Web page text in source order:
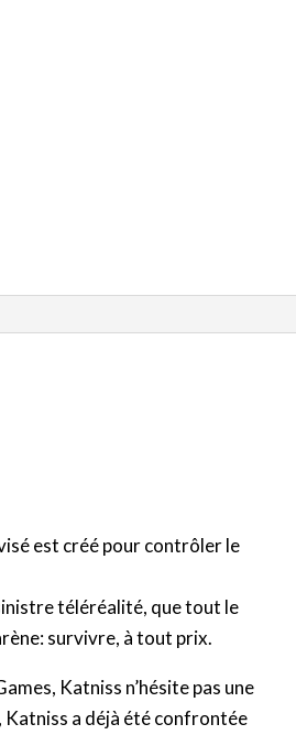
est créé pour contrôler le
téléréalité, que tout le
survivre, à tout prix.
Katniss n’hésite pas une
Katniss a déjà été confrontée